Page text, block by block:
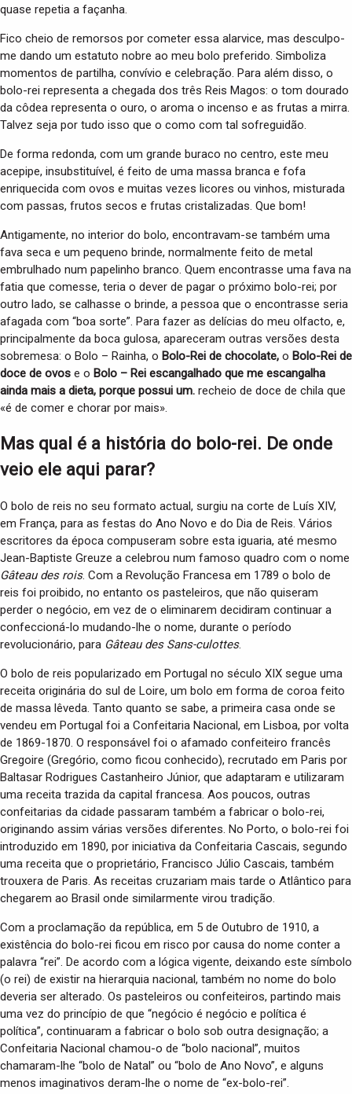
quase repetia a façanha.
Fico cheio de remorsos por cometer essa alarvice, mas desculpo-
me dando um estatuto nobre ao meu bolo preferido. Simboliza
momentos de partilha, convívio e celebração. Para além disso, o
bolo-rei representa a chegada dos três Reis Magos: o tom dourado
da côdea representa o ouro, o aroma o incenso e as frutas a mirra.
Talvez seja por tudo isso que o como com tal sofreguidão.
De forma redonda, com um grande buraco no centro, este meu
acepipe, insubstituível, é feito de uma massa branca e fofa
enriquecida com ovos e muitas vezes licores ou vinhos, misturada
com passas, frutos secos e frutas cristalizadas. Que bom!
Antigamente, no interior do bolo, encontravam-se também uma
fava seca e um pequeno brinde, normalmente feito de metal
embrulhado num papelinho branco. Quem encontrasse uma fava na
fatia que comesse, teria o dever de pagar o próximo bolo-rei; por
outro lado, se calhasse o brinde, a pessoa que o encontrasse seria
afagada com “boa sorte”. Para fazer as delícias do meu olfacto, e,
principalmente da boca gulosa, apareceram outras versões desta
sobremesa: o Bolo – Rainha, o Bolo-Rei de chocolate, o Bolo-Rei de
doce de ovos e o Bolo – Rei escangalhado que me escangalha
ainda mais a dieta, porque possui um. recheio de doce de chila que
«é de comer e chorar por mais».
Mas qual é a história do bolo-rei. De onde
veio ele aqui parar?
O bolo de reis no seu formato actual, surgiu na corte de Luís XIV,
em França, para as festas do Ano Novo e do Dia de Reis. Vários
escritores da época compuseram sobre esta iguaria, até mesmo
Jean-Baptiste Greuze a celebrou num famoso quadro com o nome
Gâteau des rois. Com a Revolução Francesa em 1789 o bolo de
reis foi proibido, no entanto os pasteleiros, que não quiseram
perder o negócio, em vez de o eliminarem decidiram continuar a
confeccioná-lo mudando-lhe o nome, durante o período
revolucionário, para Gâteau des Sans-culottes.
O bolo de reis popularizado em Portugal no século XIX segue uma
receita originária do sul de Loire, um bolo em forma de coroa feito
de massa lêveda. Tanto quanto se sabe, a primeira casa onde se
vendeu em Portugal foi a Confeitaria Nacional, em Lisboa, por volta
de 1869-1870. O responsável foi o afamado confeiteiro francês
Gregoire (Gregório, como ficou conhecido), recrutado em Paris por
Baltasar Rodrigues Castanheiro Júnior, que adaptaram e utilizaram
uma receita trazida da capital francesa. Aos poucos, outras
confeitarias da cidade passaram também a fabricar o bolo-rei,
originando assim várias versões diferentes. No Porto, o bolo-rei foi
introduzido em 1890, por iniciativa da Confeitaria Cascais, segundo
uma receita que o proprietário, Francisco Júlio Cascais, também
trouxera de Paris. As receitas cruzariam mais tarde o Atlântico para
chegarem ao Brasil onde similarmente virou tradição.
Com a proclamação da república, em 5 de Outubro de 1910, a
existência do bolo-rei ficou em risco por causa do nome conter a
palavra “rei”. De acordo com a lógica vigente, deixando este símbolo
(o rei) de existir na hierarquia nacional, também no nome do bolo
deveria ser alterado. Os pasteleiros ou confeiteiros, partindo mais
uma vez do princípio de que “negócio é negócio e política é
política”, continuaram a fabricar o bolo sob outra designação; a
Confeitaria Nacional chamou-o de “bolo nacional”, muitos
chamaram-lhe “bolo de Natal” ou “bolo de Ano Novo”, e alguns
menos imaginativos deram-lhe o nome de “ex-bolo-rei”.